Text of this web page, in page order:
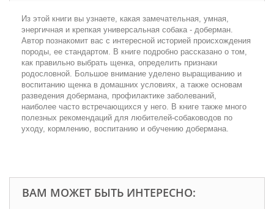
Из этой книги вы узнаете, какая замечательная, умная,
энергичная и крепкая универсальная собака - доберман.
Автор познакомит вас с интересной историей происхождения
породы, ее стандартом. В книге подробно рассказано о том,
как правильно выбрать щенка, определить признаки
родословной. Большое внимание уделено выращиванию и
воспитанию щенка в домашних условиях, а также основам
разведения добермана, профилактике заболеваний,
наиболее часто встречающихся у него. В книге также много
полезных рекомендаций для любителей-собаководов по
уходу, кормлению, воспитанию и обучению добермана.
ВАМ МОЖЕТ БЫТЬ ИНТЕРЕСНО: